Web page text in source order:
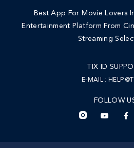
Best App For Movie Lovers
Entertainment Platform From
Streaming
TIX ID
E-MAIL :
FOLLOW